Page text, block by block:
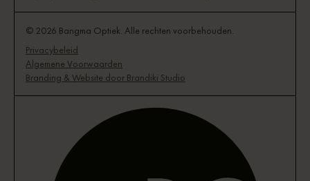
© 2026 Bangma Optiek. Alle rechten voorbehouden.
Privacybeleid
Algemene Voorwaarden
Branding & Website door Brandiki Studio